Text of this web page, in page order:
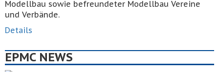
Modellbau sowie befreundeter Modellbau Vereine
und Verbände.
Details
EPMC NEWS